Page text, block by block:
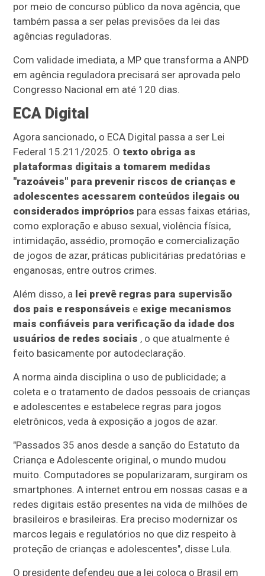
por meio de concurso público da nova agência, que
também passa a ser pelas previsões da lei das
agências reguladoras.
Com validade imediata, a MP que transforma a ANPD
em agência reguladora precisará ser aprovada pelo
Congresso Nacional em até 120 dias.
ECA Digital
Agora sancionado, o ECA Digital passa a ser Lei
Federal 15.211/2025. Otexto obriga as
plataformas digitais a tomarem medidas
"razoáveis" para prevenir riscos de crianças e
adolescentes acessarem conteúdos ilegais ou
considerados impróprios para essas faixas etárias,
como exploração e abuso sexual, violência física,
intimidação, assédio, promoção e comercialização
de jogos de azar, práticas publicitárias predatórias e
enganosas, entre outros crimes.
Além disso, a lei prevê regras para supervisão
dos pais e responsáveis e exige mecanismos
mais confiáveis para verificação da idade dos
usuários de redes sociais , o que atualmente é
feito basicamente por autodeclaração.
A norma ainda disciplina o uso de publicidade; a
coleta e o tratamento de dados pessoais de crianças
e adolescentes e estabelece regras para jogos
eletrônicos, veda à exposição a jogos de azar.
"Passados 35 anos desde a sanção do Estatuto da
Criança e Adolescente original, o mundo mudou
muito. Computadores se popularizaram, surgiram os
smartphones. A internet entrou em nossas casas e a
redes digitais estão presentes na vida de milhões de
brasileiros e brasileiras. Era preciso modernizar os
marcos legais e regulatórios no que diz respeito à
proteção de crianças e adolescentes", disse Lula.
O presidente defendeu que a lei coloca o Brasil em